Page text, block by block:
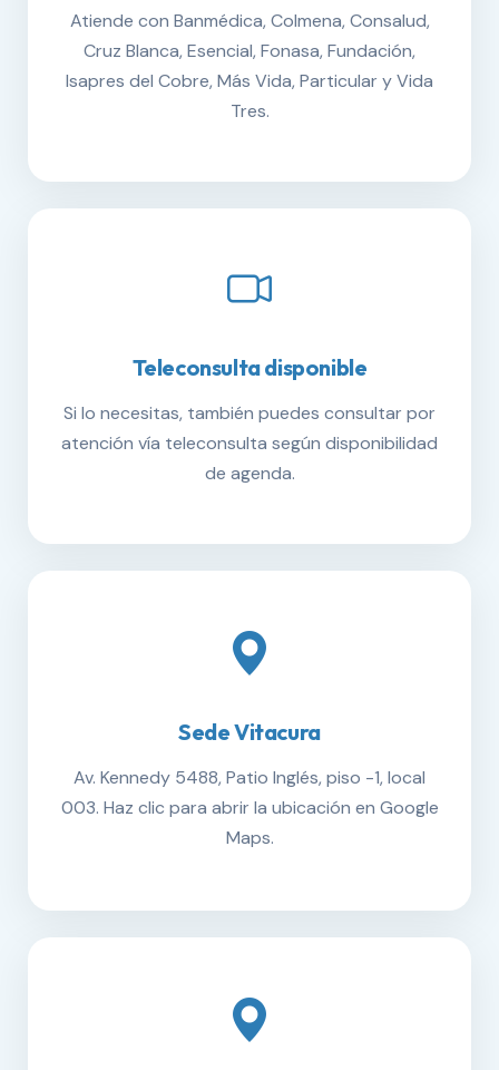
Atiende con Banmédica, Colmena, Consalud,
Cruz Blanca, Esencial, Fonasa, Fundación,
Isapres del Cobre, Más Vida, Particular y Vida
Tres.
Teleconsulta disponible
Si lo necesitas, también puedes consultar por
atención vía teleconsulta según disponibilidad
de agenda.
Sede Vitacura
Av. Kennedy 5488, Patio Inglés, piso -1, local
003. Haz clic para abrir la ubicación en Google
Maps.